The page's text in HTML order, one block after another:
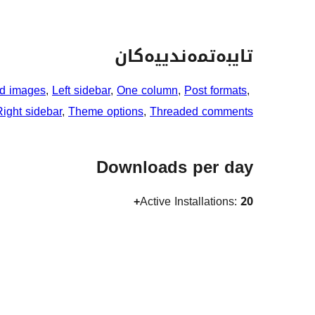
تایبەتمەندییەکان
images, Left sidebar, One column, Post formats
sidebar, Theme options, Threaded comments
Downloads per day
Active Installations:20+